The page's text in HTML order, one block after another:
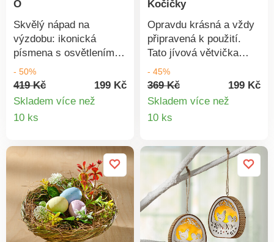
O
Skvělý nápad na
výzdobu: ikonická
písmena s osvětlením!
Nejlepší je objednat
několik sad současně!
- 50%
419 Kč
199 Kč
Skladem více než
10 ks
Kočičky
Opravdu krásná a vždy
připravená k použití.
Tato jívová větvička
zůstane stejně
nadýchaná jako první
den - po celá léta! Jako
péče. Trvanlivá - na
- 45%
369 Kč
199 Kč
Skladem více než
10 ks